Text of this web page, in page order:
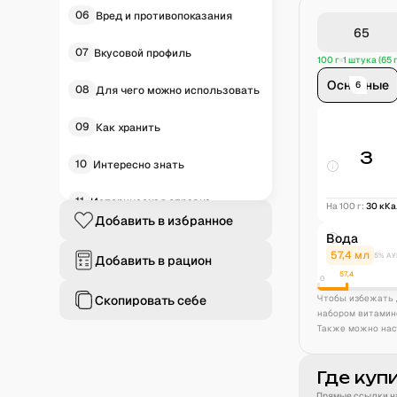
06 Вред и противопоказания
07 Вкусовой профиль
08 Для чего можно использовать
09 Как хранить
10 Интересно знать
11 Историческая справка
Добавить в избранное
Добавить в рацион
Скопировать себе
100 г 1 штука (65
Основные
6
3
На 100 г: 30
Вода
57,4 мл 5%
0 57,4
Чтобы избежать
набором
Также можно
Где